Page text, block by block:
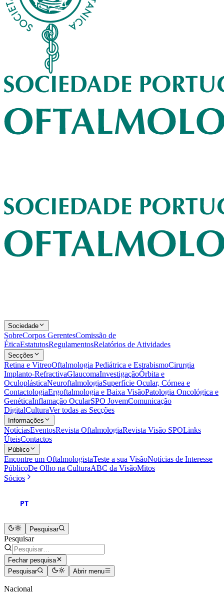
Sociedade
SobreCorpos GerentesComissão de
ÉticaEstatutosRegulamentosRelatórios de Atividades
Secções
Retina e VitreoOftalmologia Pediátrica e EstrabismoCirurgia
Implanto-RefractivaGlaucomaInvestigaçãoÓrbita e
OculoplásticaNeuroftalmologiaSuperfície Ocular, Córnea e
ContactologiaErgoftalmologia e Baixa VisãoPatologia Oncológica e
GenéticaInflamação OcularSPO JovemComunicação
DigitalCulturaVer todas as Secções
Informações
NotíciasEventosRevista OftalmologiaRevista Visão SPOLinks
ÚteisContactos
Público
Encontre um OftalmologistaTeste a sua VisãoNotícias de Interesse
PúblicoDe Olho na CulturaABC da VisãoMitos
Sócios
PT
Pesquisar
Pesquisar
Fechar pesquisa
Pesquisar
Abrir menu
Nacional